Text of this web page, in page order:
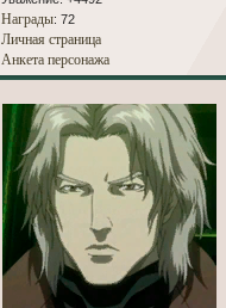
Награды: 72
Личная страница
Анкета персонажа